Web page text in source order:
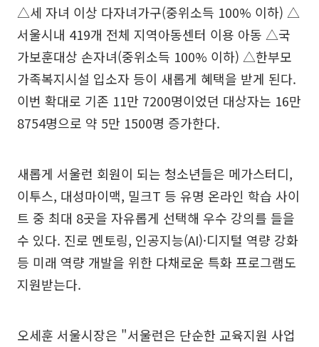
△세 자녀 이상 다자녀가구(중위소득 100% 이하) △
서울시내 419개 전체 지역아동센터 이용 아동 △국
가보훈대상 손자녀(중위소득 100% 이하) △한부모
가족복지시설 입소자 등이 새롭게 혜택을 받게 된다.
이번 확대로 기존 11만 7200명이었던 대상자는 16만
8754명으로 약 5만 1500명 증가한다.
새롭게 서울런 회원이 되는 청소년들은 메가스터디,
이투스, 대성마이맥, 밀크T 등 유명 온라인 학습 사이
트 중 최대 8곳을 자유롭게 선택해 우수 강의를 들을
수 있다. 진로 멘토링, 인공지능(AI)·디지털 역량 강화
등 미래 역량 개발을 위한 다채로운 특화 프로그램도
지원받는다.
오세훈 서울시장은 "서울런은 단순한 교육지원 사업